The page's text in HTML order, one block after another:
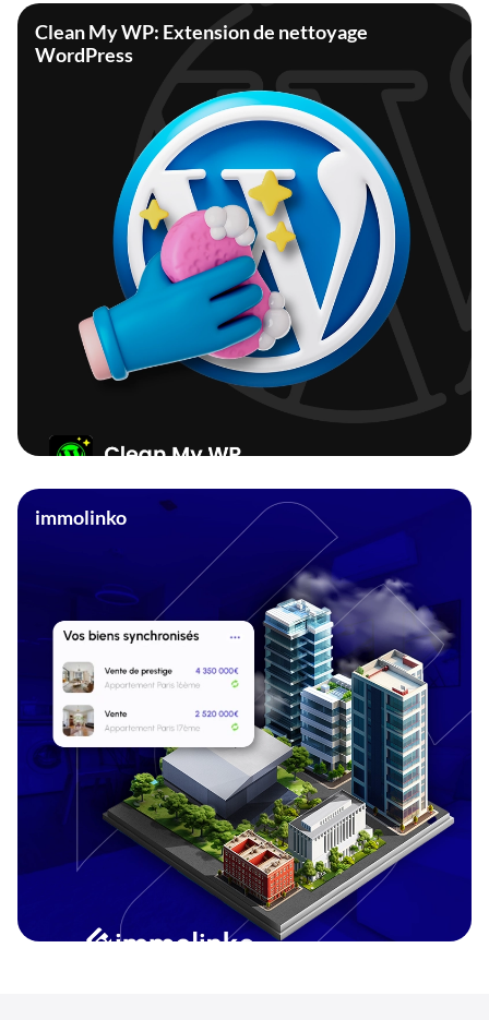
Clean My WP: Extension de nettoyage
WordPress
immolinko